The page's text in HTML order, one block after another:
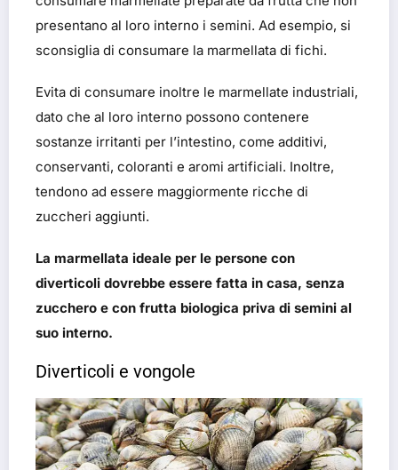
presentano al loro interno i semini. Ad esempio, si
sconsiglia di consumare la marmellata di fichi.
Evita di consumare inoltre le marmellate industriali,
dato che al loro interno possono contenere
sostanze irritanti per l’intestino, come additivi,
conservanti, coloranti e aromi artificiali. Inoltre,
tendono ad essere maggiormente ricche di
zuccheri aggiunti.
La marmellata ideale per le persone con
diverticoli dovrebbe essere fatta in casa, senza
zucchero e con frutta biologica priva di semini al
suo interno.
Diverticoli e vongole